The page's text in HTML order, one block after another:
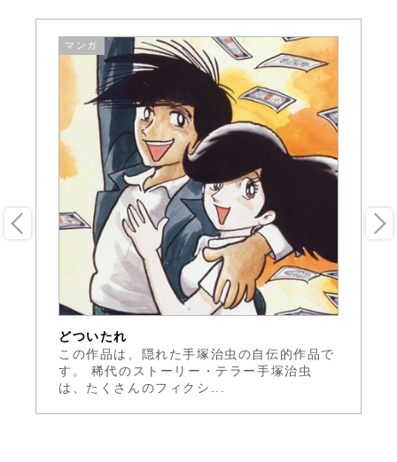
マンガ
どついたれ
この作品は、隠れた手塚治虫の自伝的作品で
す。 稀代のストーリー・テラー手塚治虫
は、たくさんのフィクシ...